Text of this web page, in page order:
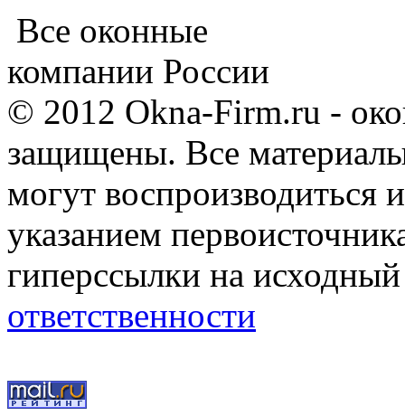
Все оконные
компании России
© 2012 Okna-Firm.ru -
защищены. Все
могут воспроизводиться
указанием
гиперссылки на
ответственности